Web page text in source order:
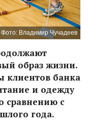
Фото: Владимир Чучадеев
образ жизни.
клиентов банка
и одежду
сравнению с
года.